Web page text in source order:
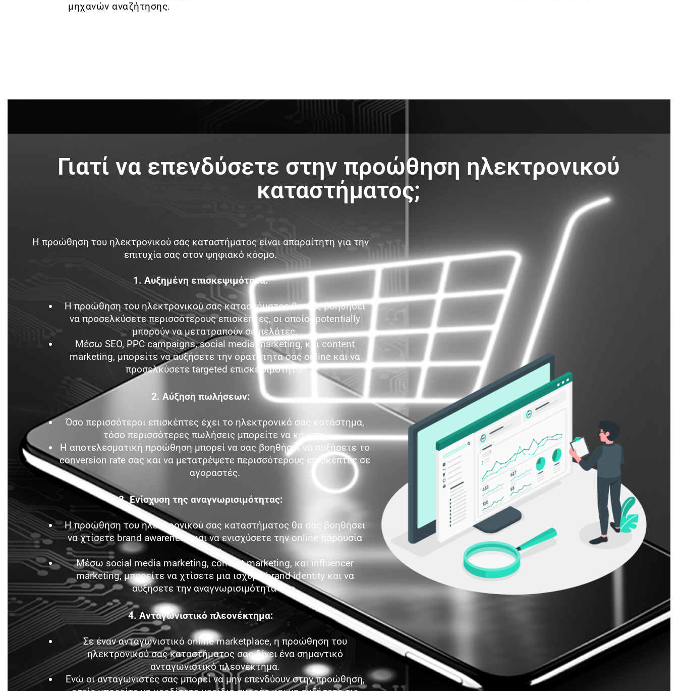
μηχανών αναζήτησης.
Γιατί να επενδύσετε στην προώθηση ηλεκτρονικού
καταστήματος;
Η προώθηση του ηλεκτρονικού σας καταστήματος είναι απαραίτητη για την
επιτυχία σας στον ψηφιακό κόσμο.
1. Αυξημένη επισκεψιμότητα:
Η προώθηση του ηλεκτρονικού σας καταστήματος θα σας βοηθήσει
να προσελκύσετε περισσότερους επισκέπτες, οι οποίοι potentially
μπορούν να μετατραπούν σε πελάτες.
Μέσω SEO, PPC campaigns, social media marketing, και content
marketing, μπορείτε να αυξήσετε την ορατότητα σας online και να
προσελκύσετε targeted επισκεψιμότητα.
2. Αύξηση πωλήσεων:
Όσο περισσότεροι επισκέπτες έχει το ηλεκτρονικό σας κατάστημα,
τόσο περισσότερες πωλήσεις μπορείτε να κάνετε.
Η αποτελεσματική προώθηση μπορεί να σας βοηθήσει να αυξήσετε το
conversion rate σας και να μετατρέψετε περισσότερους επισκέπτες σε
αγοραστές.
3. Ενίσχυση της αναγνωρισιμότητας:
Η προώθηση του ηλεκτρονικού σας καταστήματος θα σας βοηθήσει
να χτίσετε brand awareness και να ενισχύσετε την online παρουσία
σας.
Μέσω social media marketing, content marketing, και influencer
marketing, μπορείτε να χτίσετε μια ισχυρή brand identity και να
αυξήσετε την αναγνωρισιμότητα σας.
4. Ανταγωνιστικό πλεονέκτημα:
Σε έναν ανταγωνιστικό online marketplace, η προώθηση του
ηλεκτρονικού σας καταστήματος σας δίνει ένα σημαντικό
ανταγωνιστικό πλεονέκτημα.
Ενώ οι ανταγωνιστές σας μπορεί να μην επενδύουν στην προώθηση,